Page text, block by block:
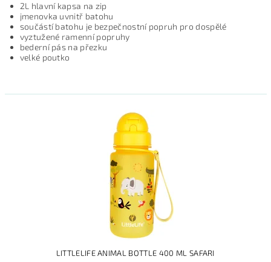
2L hlavní kapsa na zip
jmenovka uvnitř batohu
součástí batohu je bezpečnostní popruh pro dospělé
vyztužené ramenní popruhy
bederní pás na přezku
velké poutko
LITTLELIFE ANIMAL BOTTLE 400 ML SAFARI